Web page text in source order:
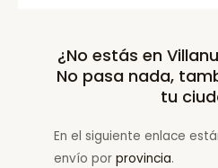
¿No estás en
No pasa nada,
tu
En el siguiente enlace
envío por provincia.